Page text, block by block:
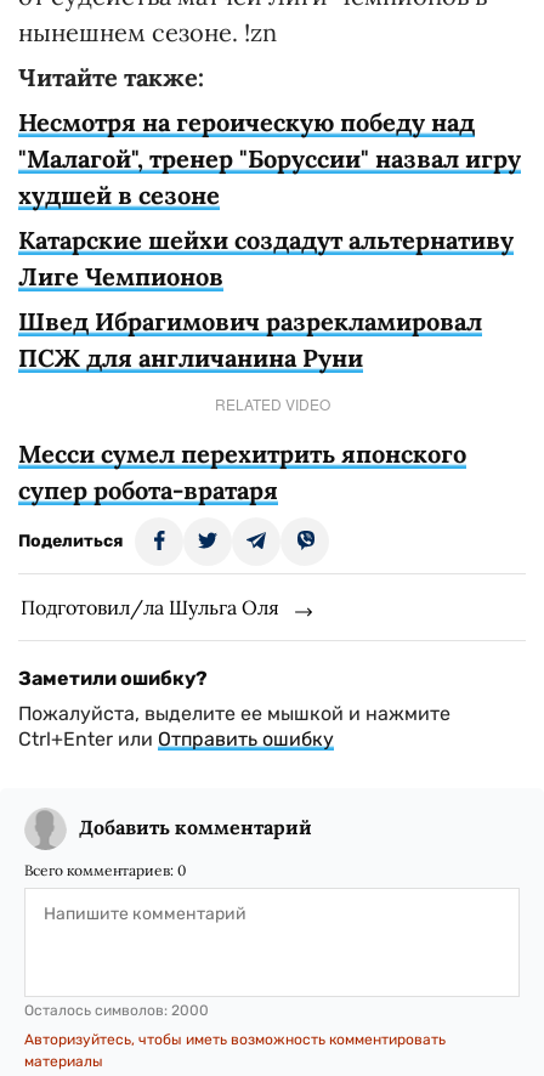
нынешнем сезоне. !zn
Читайте также:
Несмотря на героическую победу над
"Малагой", тренер "Боруссии" назвал игру
худшей в сезоне
Катарские шейхи создадут альтернативу
Лиге Чемпионов
Швед Ибрагимович разрекламировал
ПСЖ для англичанина Руни
RELATED VIDEO
Месси сумел перехитрить японского
супер робота-вратаря
Поделиться
Подготовил/ла Шульга Оля
Заметили ошибку?
Пожалуйста, выделите ее мышкой и нажмите
Ctrl+Enter или Отправить ошибку
Добавить комментарий
Всего комментариев: 0
Осталось символов: 2000
Авторизуйтесь, чтобы иметь возможность комментировать
материалы